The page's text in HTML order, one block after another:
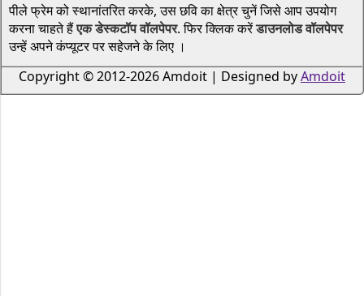
पीले फ्रेम को स्थानांतरित करके, उस छवि का क्षेत्र चुनें जिसे आप उपयोग
करना चाहते हैंएक डेस्कटॉप वॉलपेपर. फिर क्लिक करेंडाउनलोड वॉलपेपर
उन्हें अपने कंप्यूटर पर सहेजने के लिए ।
Copyright © 2012-2026 Amdoit | Designed byAmdoit